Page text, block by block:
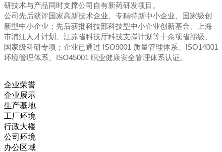
研技术与产品同时支撑公司自有新药研发项目。
公司先后获评国家高新技术企业、专精特新中小企业、国家级创
新型中小企业；先后获批科技部科技型中小企业创新基金、上海
市浦江人才计划、江苏省科技厅科技支撑计划等十余项省部级、
国家级科研专项；企业已通过 ISO9001 质量管理体系、ISO14001
环境管理体系、ISO45001 职业健康安全管理体系认证。
企业荣誉
企业展示
生产基地
工厂环境
行政大楼
公司环境
办公区域